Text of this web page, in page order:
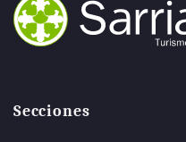
Secciones